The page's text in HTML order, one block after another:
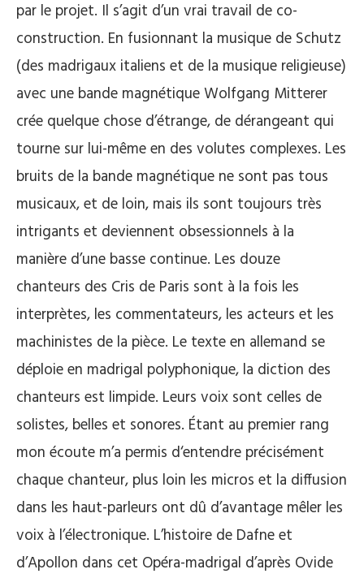
par le projet. Il s’agit d’un vrai travail de co-
construction. En fusionnant la musique de Schutz
(des madrigaux italiens et de la musique religieuse)
avec une bande magnétique Wolfgang Mitterer
crée quelque chose d’étrange, de dérangeant qui
tourne sur lui-même en des volutes complexes. Les
bruits de la bande magnétique ne sont pas tous
musicaux, et de loin, mais ils sont toujours très
intrigants et deviennent obsessionnels à la
manière d’une basse continue. Les douze
chanteurs des Cris de Paris sont à la fois les
interprètes, les commentateurs, les acteurs et les
machinistes de la pièce. Le texte en allemand se
déploie en madrigal polyphonique, la diction des
chanteurs est limpide. Leurs voix sont celles de
solistes, belles et sonores. Étant au premier rang
mon écoute m’a permis d‘entendre précisément
chaque chanteur, plus loin les micros et la diffusion
dans les haut-parleurs ont dû d’avantage mêler les
voix à l’électronique. L’histoire de Dafne et
d’Apollon dans cet Opéra-madrigal d’après Ovide